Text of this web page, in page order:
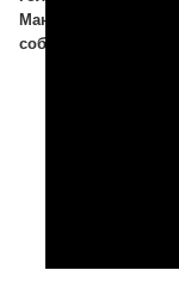
Мансура Мингелова:
событий